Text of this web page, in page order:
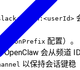
配置）。
，OpenClaw 会从频道
以保持会话键稳